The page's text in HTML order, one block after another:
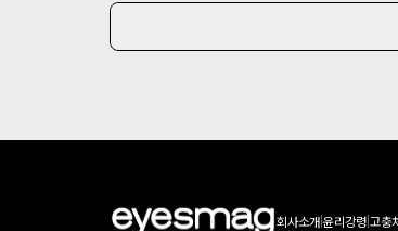
회사소개|윤리강령 고충